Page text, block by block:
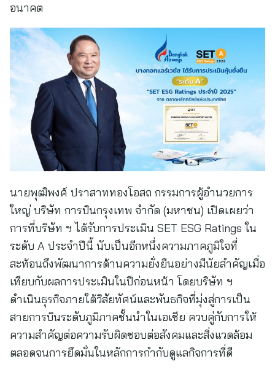
อนาคต
นายพุฒิพงศ์ ปราสาททองโอสถ กรรมการผู้อำนวยการ
ใหญ่ บริษัท การบินกรุงเทพ จำกัด (มหาชน) เปิดเผยว่า
การที่บริษัท ฯ ได้รับการประเมิน SET ESG Ratings ใน
ระดับ A ประจำปีนี้ นับเป็นอีกหนึ่งความภาคภูมิใจที่
สะท้อนถึงพัฒนาการด้านความยั่งยืนอย่างมีนัยสำคัญเมื่อ
เทียบกับผลการประเมินในปีก่อนหน้า โดยบริษัท ฯ
ดำเนินธุรกิจภายใต้วิสัยทัศน์และพันธกิจที่มุ่งสู่การเป็น
สายการบินระดับภูมิภาคชั้นนำในเอเชีย ควบคู่กับการให้
ความสำคัญต่อความรับผิดชอบต่อสังคมและสิ่งแวดล้อม
ตลอดจนการยึดมั่นในหลักการกำกับดูแลกิจการที่ดี